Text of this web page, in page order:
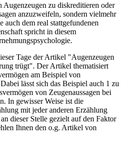
Augenzeugen zu diskreditieren oder
anzuzweifeln, sondern vielmehr
auch dem real stattgefundenen
spricht in diesem
Tage der Artikel "Augenzeugen
trügt". Der Artikel thematisiert
am Beispiel von
lässt sich das Beispiel auch 1 zu
von Zeugenaussagen bei
In gewisser Weise ist die
mit jeder anderen Erzählung
dieser Stelle gezielt auf den Faktor
Ihnen den o.g. Artikel von